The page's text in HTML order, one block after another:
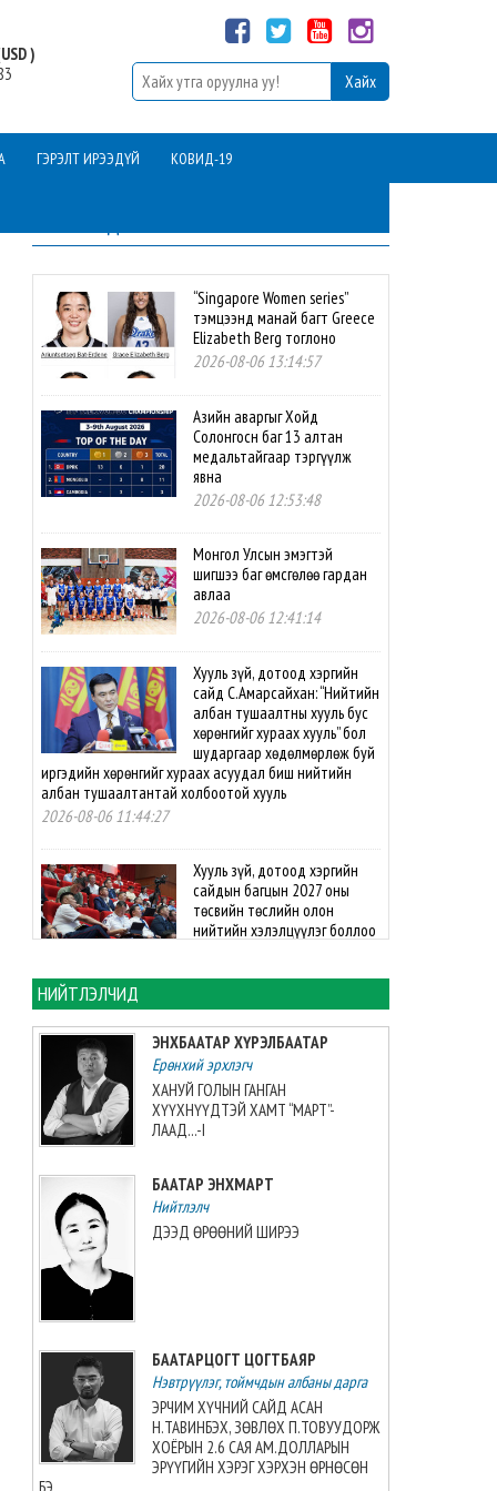
)
ГЭРЭЛТ ИРЭЭДҮЙ КОВИД-19
“Singapore Women series”
тэмцээнд манай багт Greece
Elizabeth Berg тоглоно
2026-08-06 13:14:57
Азийн аваргыг Хойд
Солонгосн баг 13 алтан
медальтайгаар тэргүүлж
явна
2026-08-06 12:53:48
Монгол Улсын эмэгтэй
шигшээ баг өмсгөлөө гардан
авлаа
2026-08-06 12:41:14
Хууль зүй, дотоод хэргийн
сайд С.Амарсайхан: “Нийтийн
албан тушаалтны хууль бус
хөрөнгийг хураах хууль” бол
шударгаар хөдөлмөрлөж буй
иргэдийн хөрөнгийг хураах асуудал биш нийтийн
албан тушаалтантай холбоотой хууль
2026-08-06 11:44:27
Хууль зүй, дотоод хэргийн
сайдын багцын 2027 оны
төсвийн төслийн олон
нийтийн хэлэлцүүлэг боллоо
Нэгдүгээр ангийн элсэлтийн
цахим бүртгэл наймдугаар
сарын 17-нд эхэлнэ
2026-08-06 11:05:34
"Туул усан цогцолбор"
үргэлжилж байна
2026-08-06 10:55:58
Т.Ням-Очир: Бие даалтын
долоо хоног нийслэл, орон
нутагт өөр өөр хугацаанд
болно
2026-08-06 10:53:48
НИЙТЛЭЛЧИД
ЭНХБААТАР ХҮРЭЛБААТАР
Ерөнхий эрхлэгч
ХАНУЙ ГОЛЫН ГАНГАН
ХҮҮХНҮҮДТЭЙ ХАМТ “МАРТ”-
ЛААД...-I
БААТАР ЭНХМАРТ
Нийтлэлч
ДЭЭД ӨРӨӨНИЙ ШИРЭЭ
БААТАРЦОГТ ЦОГТБАЯР
Нэвтрүүлэг, тоймчдын албаны дарга
ЭРЧИМ ХҮЧНИЙ САЙД АСАН
Н.ТАВИНБЭХ, ЗӨВЛӨХ П.ТОВУУДОРЖ
ХОЁРЫН 2.6 САЯ АМ.ДОЛЛАРЫН
ЭРҮҮГИЙН ХЭРЭГ ХЭРХЭН ӨРНӨСӨН